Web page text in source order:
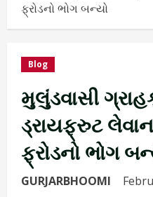
ફ્રોડનો ભોગ બન્યો
Blog
મુલુંડવાસી
ડ્રાયફ્રુટ
ફ્રોડનો ભોગ
GURJARBHOOMI